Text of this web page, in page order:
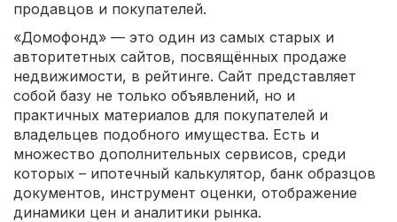
продавцов и покупателей.
«Домофонд» — это один из самых старых и
авторитетных сайтов, посвящённых продаже
недвижимости, в рейтинге. Сайт представляет
собой базу не только объявлений, но и
практичных материалов для покупателей и
владельцев подобного имущества. Есть и
множество дополнительных сервисов, среди
которых – ипотечный калькулятор, банк образцов
документов, инструмент оценки, отображение
динамики цен и аналитики рынка.